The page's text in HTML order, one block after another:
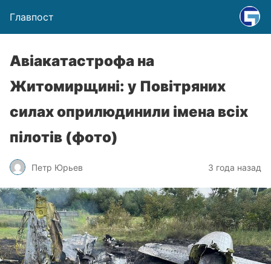
Главпост
Авіакатастрофа на
Житомирщині: у Повітряних
силах оприлюдинили імена всіх
пілотів (фото)
Петр Юрьев 3 года назад